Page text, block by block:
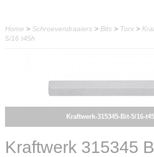
Home > Schroevendraaiers > Bits > Torx >
5/16 t45h
Kraftwerk-315345-Bit-5/16-
Kraftwerk 315345